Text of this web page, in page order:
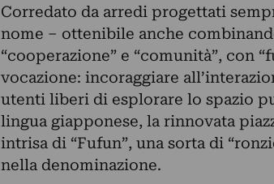
Corredato da arredi progettati
nome – ottenibile anche
“cooperazione” e “comunità”, con
vocazione: incoraggiare
utenti liberi di esplorare lo spazio
lingua giapponese, la rinnovata
intrisa di “Fufun”, una sorta di
nella denominazione.